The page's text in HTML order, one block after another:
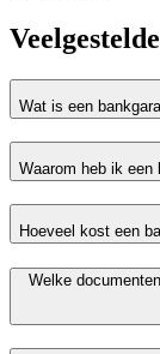
Wat is een
Waarom heb ik een
Hoeveel kost een
Welke